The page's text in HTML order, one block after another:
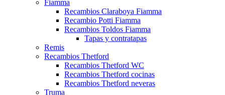
Fiamma
Recambios Claraboya Fiamma
Recambio Potti Fiamma
Recambios Toldos Fiamma
Tapas y contratapas
Remis
Recambios Thetford
Recambios Thetford WC
Recambios Thetford cocinas
Recambios Thetford neveras
Truma